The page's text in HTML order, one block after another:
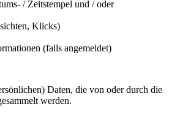
/ Zeitstempel und / oder
Klicks)
(falls angemeldet)
Daten, die von oder durch die
werden.